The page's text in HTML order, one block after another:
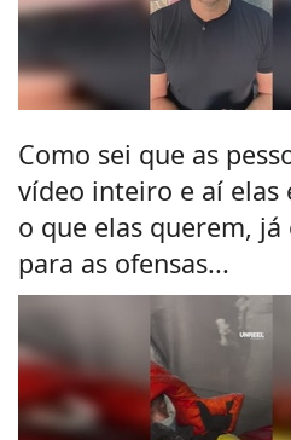
Como sei que as
vídeo inteiro e aí elas
o que elas querem,
para as ofensas...